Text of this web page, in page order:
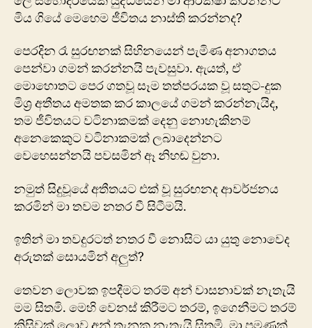
මිය ගියේ මෙහෙම ජීවිතය නාස්ති කරන්නද?
පෙරදින රෑ සුරඟනක් සිහිනයෙන් පැමිණ අනාගතය
පෙන්වා ගමන් කරන්නයි පැවසුවා. ඇයත්, ඒ
මොහොතට පෙර ගතවූ සෑම තත්පරයක වූ සතුට-දුක
මිශ්‍ර අතීතය අමතක කර කාලයේ ගමන් කරන්නැයිද,
තම ජීවිතයට වටිනාකමක් දෙනු නොහැකිනම්
අනෙකෙකුට වටිනාකමක් ලබාදෙන්නට
වෙහෙසන්නයි පවසමින් ඈ නිහඬ වුනා.
නමුත් සිදුවූයේ අතීතයට එක් වූ සුරඟනද ආවර්ජනය
කරමින් මා තවම නතර වී සිටීමයි.
ඉතින් මා තවදුරටත් නතර වී නොසිට යා යුතු නොවෙද
අරුතක් සොයමින් අලුත්?
තෙවන ලොවක ඉපදීමට තරම් අන් වාසනාවක් නැතැයි
මම සිතමි. මෙහි වෙනස් කිරීමට තරම්, ඉගෙනීමට තරම්